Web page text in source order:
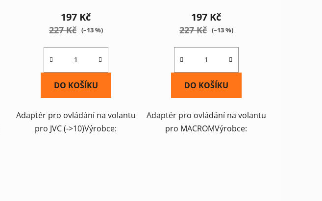
197 Kč
227 Kč (–13 %)
DO KOŠÍKU
Adaptér pro ovládání na volantu
pro JVC (->10)Výrobce:
197 Kč
227 Kč (–13 %)
DO KOŠÍKU
Adaptér pro ovládání na volantu
pro MACROMVýrobce: